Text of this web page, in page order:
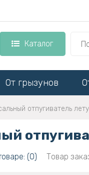
Каталог
От грызунов
отпугиватель
(0) Товар